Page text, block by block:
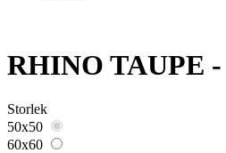
RHINO TAUPE -
Storlek
50x50
60x60